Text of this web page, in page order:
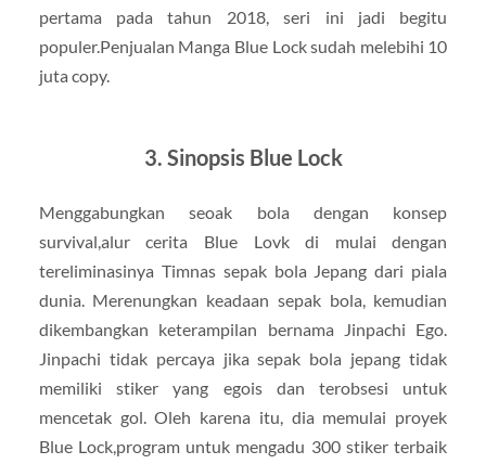
pertama pada tahun 2018, seri ini jadi begitu
populer.Penjualan Manga Blue Lock sudah melebihi 10
juta copy.
3. Sinopsis Blue Lock
Menggabungkan seoak bola dengan konsep
survival,alur cerita Blue Lovk di mulai dengan
tereliminasinya Timnas sepak bola Jepang dari piala
dunia. Merenungkan keadaan sepak bola, kemudian
dikembangkan keterampilan bernama Jinpachi Ego.
Jinpachi tidak percaya jika sepak bola jepang tidak
memiliki stiker yang egois dan terobsesi untuk
mencetak gol. Oleh karena itu, dia memulai proyek
Blue Lock,program untuk mengadu 300 stiker terbaik